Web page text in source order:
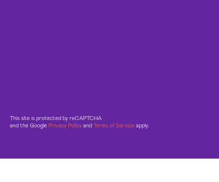
This site is protected by reCAPTCHA
and the Google Privacy Policy and Terms of Service apply.